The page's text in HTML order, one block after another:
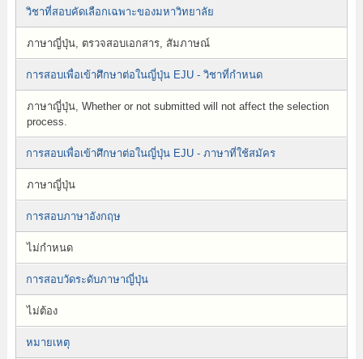
วิชาที่สอบคัดเลือกเฉพาะของมหาวิทยาลัย
ภาษาญี่ปุ่น, ตรวจสอบเอกสาร, สัมภาษณ์
การสอบเพื่อเข้าศึกษาต่อในญี่ปุ่น EJU - วิชาที่กำหนด
ภาษาญี่ปุ่น, Whether or not submitted will not affect the selection
process.
การสอบเพื่อเข้าศึกษาต่อในญี่ปุ่น EJU - ภาษาที่ใช้สมัคร
ภาษาญี่ปุ่น
การสอบภาษาอังกฤษ
ไม่กำหนด
การสอบวัดระดับภาษาญี่ปุ่น
ไม่ต้อง
หมายเหตุ